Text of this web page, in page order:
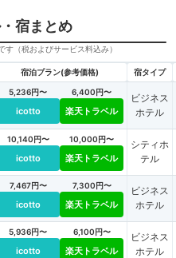
宿まとめ
（税およびサービス料込み）
宿泊プラン(参考価格) 宿タイプ
5,236円〜
icotto
6,400円〜
楽天トラベル
ビジネス
ホテル
10,140円〜
icotto
10,000円〜
楽天トラベル
シティホ
テル
7,467円〜
icotto
7,300円〜
楽天トラベル
ビジネス
ホテル
5,936円〜
icotto
6,100円〜
楽天トラベル
ビジネス
ホテル